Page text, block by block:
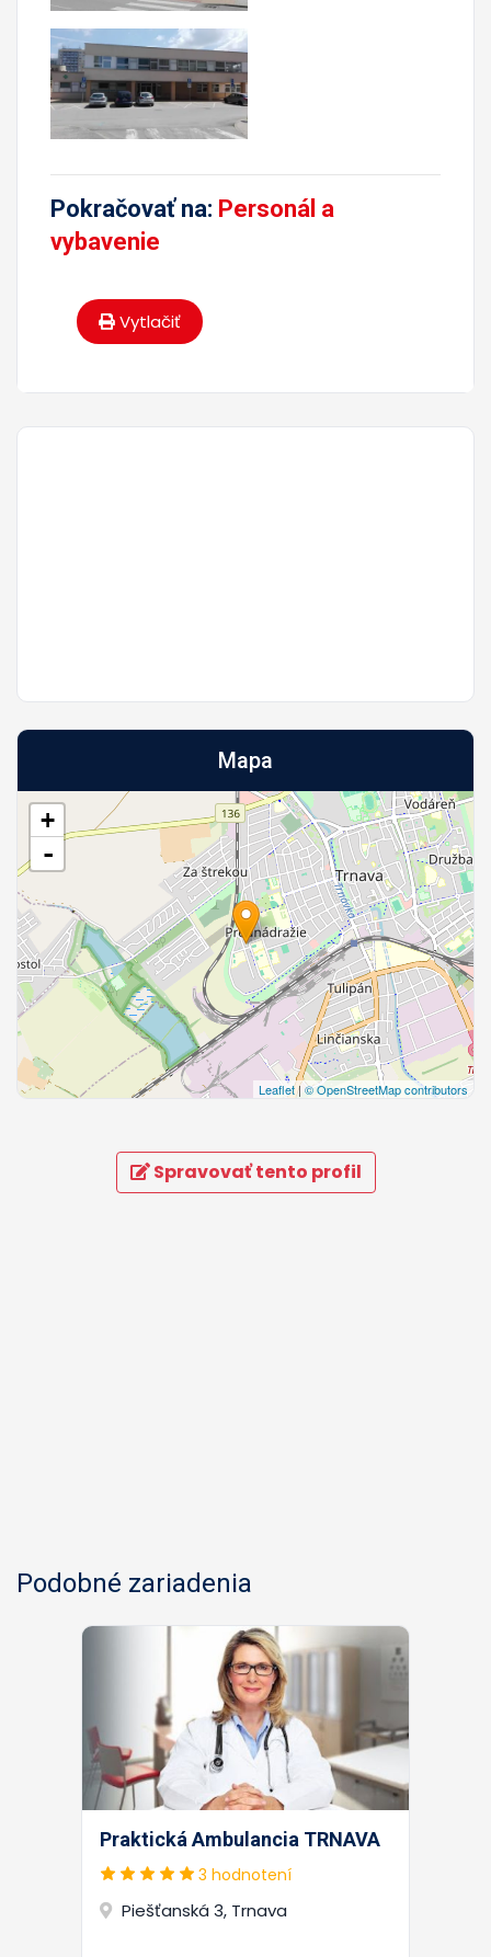
Pokračovať na: Personál a
vybavenie
Vytlačiť
Mapa
+
-
Leaflet|© OpenStreetMap contributors
Spravovať tento profil
Podobné zariadenia
Praktická Ambulancia TRNAVA
3 hodnotení
Piešťanská 3, Trnava